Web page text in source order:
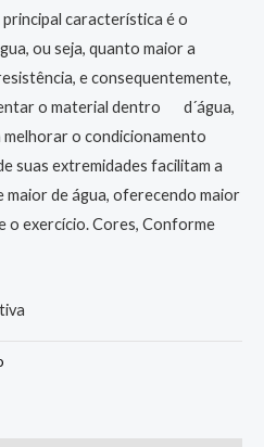
característica é o
ou seja, quanto maior a
e consequentemente,
o material dentro d´água,
o condicionamento
suas extremidades facilitam a
maior de água, oferecendo maior
o exercício. Cores, Conforme